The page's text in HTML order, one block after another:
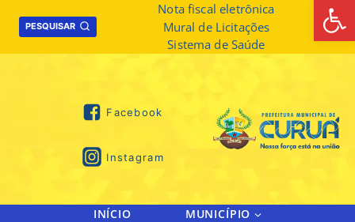
PESQUISAR
Nota fiscal eletrônica
Mural de Licitações
Sistema de Saúde
Facebook
Instagram
INÍCIO
MUNICÍPIO